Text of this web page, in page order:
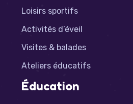
Loisirs sportifs
Activités d’éveil
Visites & balades
Ateliers éducatifs
Éducation